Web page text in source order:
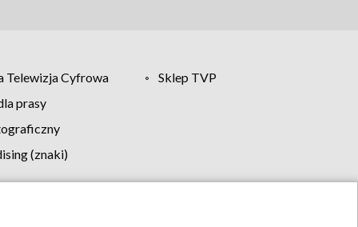
Telewizja Cyfrowa
Sklep TVP
prasy
(znaki)